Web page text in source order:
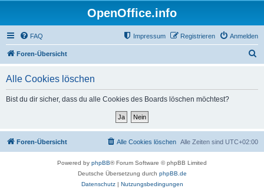
OpenOffice.info
FAQ Anmelden
Registrieren
Impressum
Foren-Übersicht
Alle Cookies löschen
Bist du dir sicher, dass du alle Cookies des Boards löschen möchtest?
Foren-Übersicht Alle Zeiten sind UTC+02:00
Alle Cookies löschen
Powered by phpBB® Forum Software © phpBB Limited
Deutsche Übersetzung durch phpBB.de
Datenschutz| Nutzungsbedingungen